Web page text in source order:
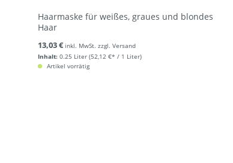
Haarmaske für weißes, graues und blondes
Haar
Inhalt: 0.25 Liter (52,12 €* / 1 Liter)
13,03 € inkl. MwSt. zzgl. Versand
Artikel vorrätig